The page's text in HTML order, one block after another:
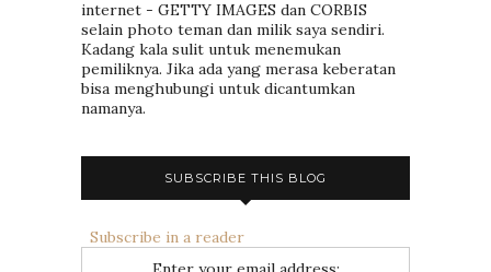
internet - GETTY IMAGES dan CORBIS
selain photo teman dan milik saya sendiri.
Kadang kala sulit untuk menemukan
pemiliknya. Jika ada yang merasa keberatan
bisa menghubungi untuk dicantumkan
namanya.
SUBSCRIBE THIS BLOG
Subscribe in a reader